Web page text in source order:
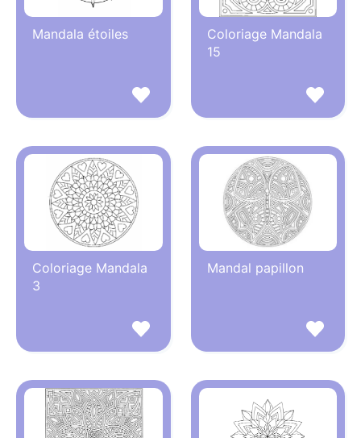
Mandala étoiles
Coloriage Mandala
15
Coloriage Mandala
3
Mandal papillon